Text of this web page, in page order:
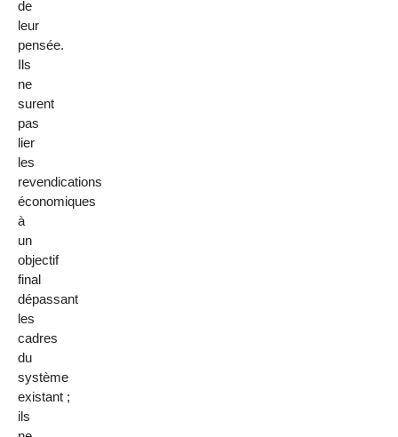
de
leur
pensée.
Ils
ne
surent
pas
lier
les
revendications
économiques
à
un
objectif
final
dépassant
les
cadres
du
système
existant ;
ils